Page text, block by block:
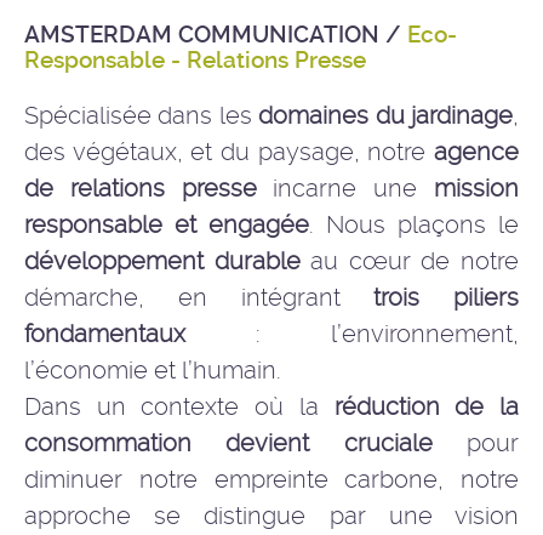
AMSTERDAM COMMUNICATION / Eco-
Responsable - Relations Presse
Spécialisée dans lesdomaines du jardinage,
des végétaux, et du paysage, notre agence
de relations presseincarne une mission
responsable et engagée. Nous plaçons le
développement durableau cœur de notre
démarche, en intégranttrois piliers
fondamentaux: l’environnement,
l’économie et l’humain.
Dans un contexte où la réduction de la
consommation devient crucialepour
diminuer notre empreinte carbone, notre
approche se distingue par une vision